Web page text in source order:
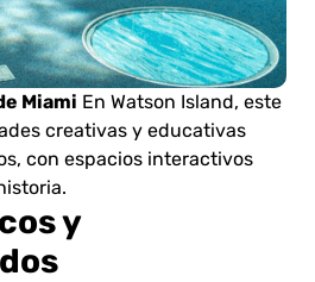
Miami En Watson Island, este
creativas y educativas
con espacios interactivos
y